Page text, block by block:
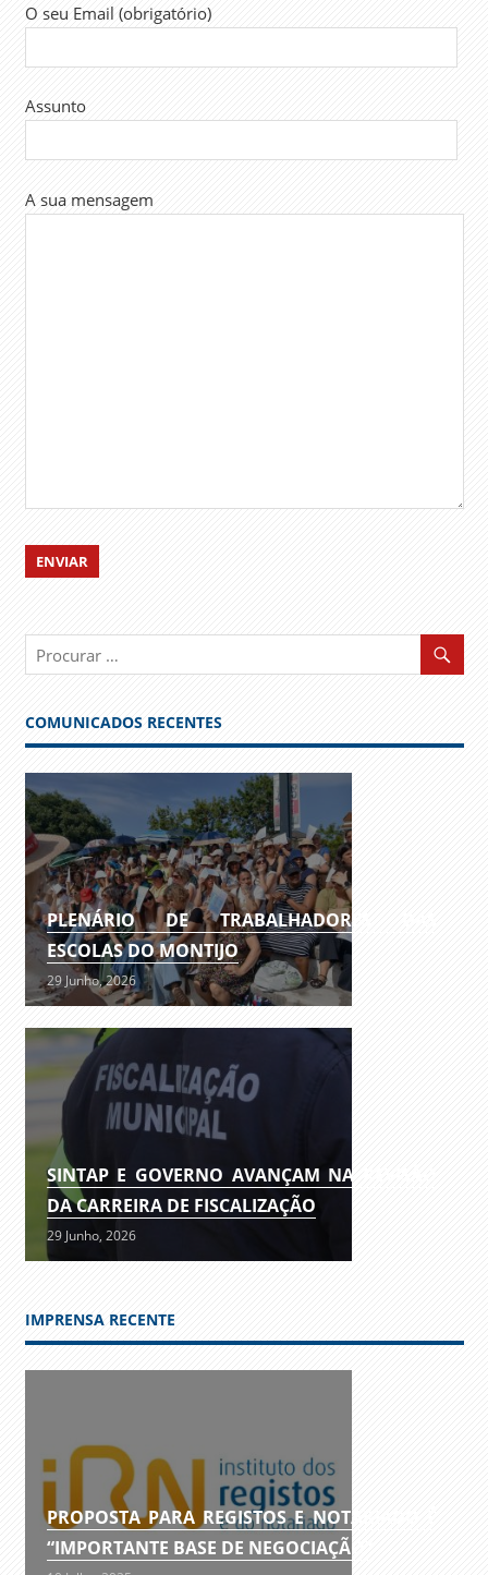
O seu Email (obrigatório)
Assunto
A sua mensagem
COMUNICADOS RECENTES
PLENÁRIO DE TRABALHADORES DAS
ESCOLAS DO MONTIJO
29 Junho, 2026
SINTAP E GOVERNO AVANÇAM NA REVISÃO
DA CARREIRA DE FISCALIZAÇÃO
29 Junho, 2026
IMPRENSA RECENTE
PROPOSTA PARA REGISTOS E NOTARIADO É
“IMPORTANTE BASE DE NEGOCIAÇÃO”